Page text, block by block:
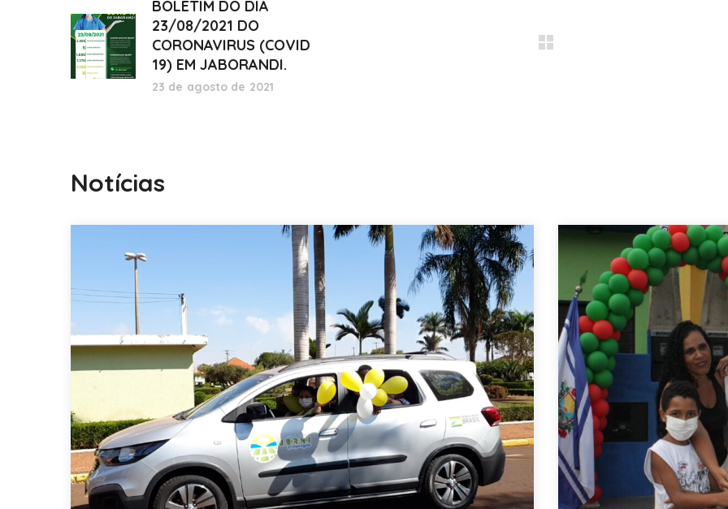
BOLETIM DO DIA
23/08/2021 DO
CORONAVIRUS (COVID
19) EM JABORANDI.
23 de agosto de 2021
Notícias